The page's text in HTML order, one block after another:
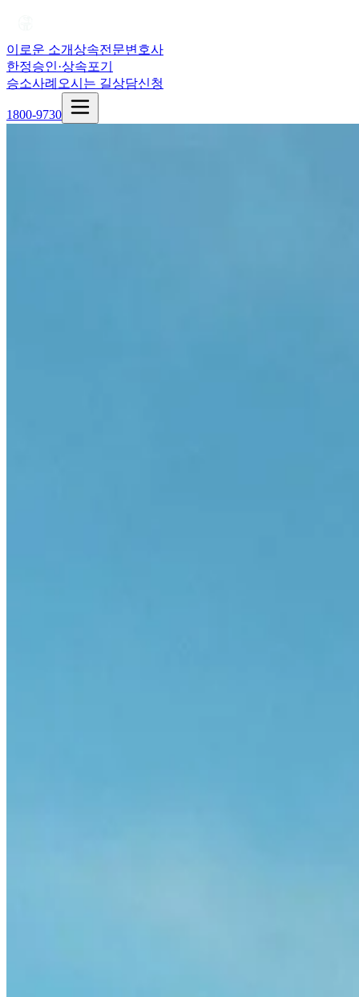
이로운 소개상속전문변호사
한정승인·상속포기
승소사례 오시는 길상담신청
1800-9730